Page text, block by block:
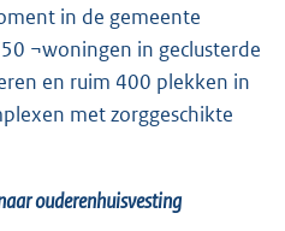
in de gemeente
¬woningen in geclusterde
en ruim 400 plekken in
met zorggeschikte
ouderenhuisvesting